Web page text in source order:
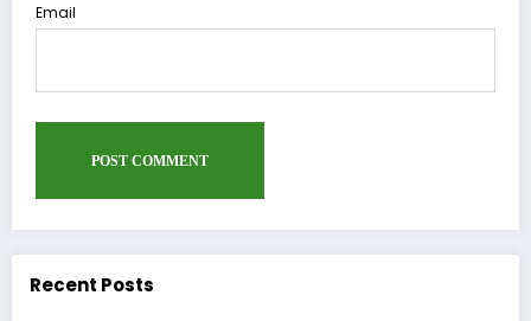
Email
Recent Posts